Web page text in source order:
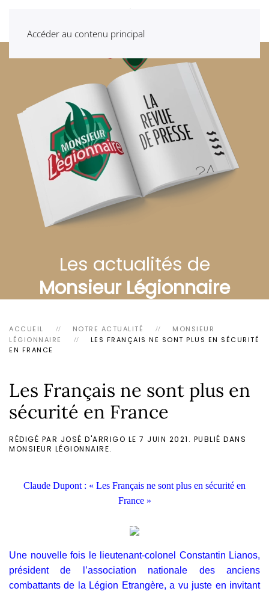
Accéder au contenu principal
Les actualités de
Monsieur Légionnaire
ACCUEIL NOTRE ACTUALITÉ
MONSIEUR
LÉGIONNAIRE
LES FRANÇAIS NE SONT PLUS EN SÉCURITÉ
EN FRANCE
Les Français ne sont plus en
sécurité en France
RÉDIGÉ PAR JOSÉ D'ARRIGO LE 7 JUIN 2021 . PUBLIÉ DANS
MONSIEUR LÉGIONNAIRE.
Claude Dupont : « Les Français ne sont plus en sécurité en
France »
Une nouvelle fois le lieutenant-colonel Constantin Lianos,
président de l’association nationale des anciens
combattants de la Légion Etrangère, a vu juste en invitant